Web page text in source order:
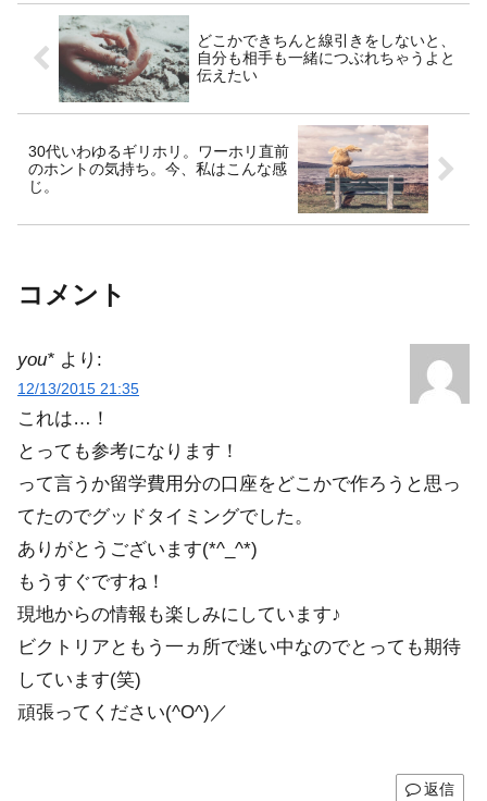
どこかできちんと線引きをしないと、
自分も相手も一緒につぶれちゃうよと
伝えたい
30代いわゆるギリホリ。ワーホリ直前
のホントの気持ち。今、私はこんな感
じ。
コメント
you* より:
12/13/2015 21:35
これは…！
とっても参考になります！
って言うか留学費用分の口座をどこかで作ろうと思っ
てたのでグッドタイミングでした。
ありがとうございます(*^_^*)
もうすぐですね！
現地からの情報も楽しみにしています♪
ビクトリアともう一ヵ所で迷い中なのでとっても期待
しています(笑)
頑張ってください(^O^)／
返信